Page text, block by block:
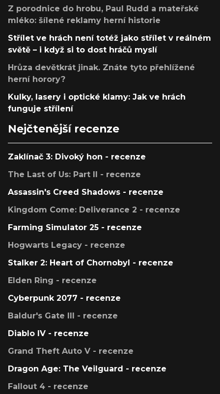
Z porodnice do hrobu, Paul Rudd a mateřské
mléko: šílené reklamy herní historie
Střílet ve hrách není totéž jako střílet v reálném
světě – i když si to dost hráčů myslí
Hrůza devětkrát jinak. Znáte tyto přehlížené
herní horory?
Kulky, lasery i optické klamy: Jak ve hrách
funguje střílení
Nejčtenější recenze
Zaklínač 3: Divoký hon - recenze
The Last of Us: Part II - recenze
Assassin's Creed Shadows - recenze
Kingdom Come: Deliverance 2 - recenze
Farming Simulator 25 - recenze
Hogwarts Legacy - recenze
Stalker 2: Heart of Chornobyl - recenze
Elden Ring - recenze
Cyberpunk 2077 - recenze
Baldur's Gate III - recenze
Diablo IV - recenze
Grand Theft Auto V - recenze
Dragon Age: The Veilguard - recenze
Fallout 4 - recenze